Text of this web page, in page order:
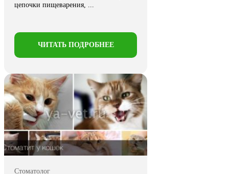
цепочки пищеварения, ...
ЧИТАТЬ ПОДРОБНЕЕ
Стоматолог